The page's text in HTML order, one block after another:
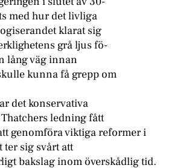
med hur det livliga
klarat sig
grå ljus fö-
lång väg innan
kunna få grepp om
det konservativa
ledning fått
genomföra viktiga reformer i
ter sig svårt att
bakslag inom överskådlig tid.